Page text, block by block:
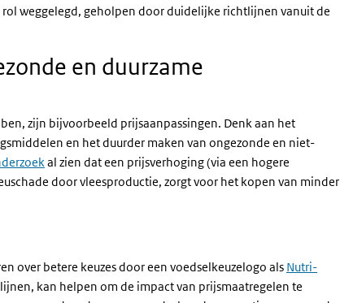
weggelegd, geholpen door duidelijke richtlijnen vanuit de
en duurzame
zijn bijvoorbeeld prijsaanpassingen. Denk aan het
en het duurder maken van ongezonde en niet-
al zien dat een prijsverhoging (via een hogere
door vleesproductie, zorgt voor het kopen van minder
over betere keuzes door een voedselkeuzelogo als Nutri-
kan helpen om de impact van prijsmaatregelen te